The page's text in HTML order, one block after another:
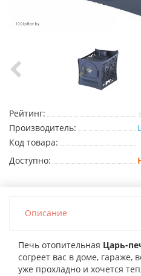
Рейтинг:
Производитель:
Код товара:
Доступно:
Описание
Печь отопительная Царь-
согреет вас в доме, гараже,
уже прохладно и хочется